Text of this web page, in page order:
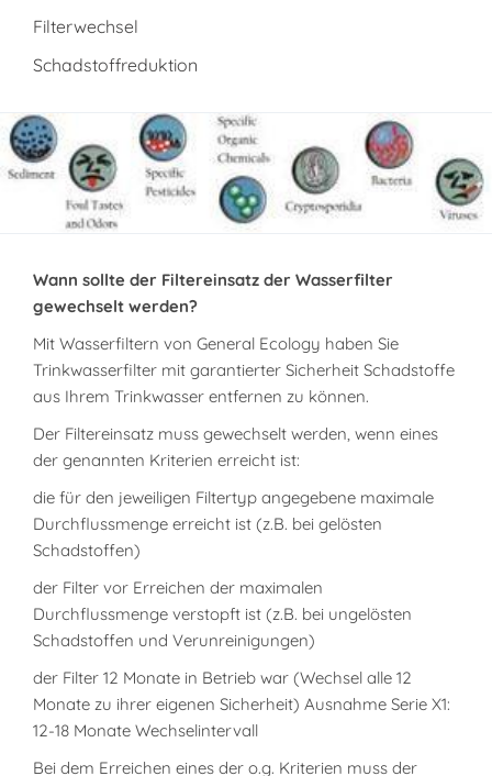
Filterwechsel
Schadstoffreduktion
Wann sollte der Filtereinsatz der Wasserfilter
gewechselt werden?
Mit Wasserfiltern von General Ecology haben Sie
Trinkwasserfilter mit garantierter Sicherheit Schadstoffe
aus Ihrem Trinkwasser entfernen zu können.
Der Filtereinsatz muss gewechselt werden, wenn eines
der genannten Kriterien erreicht ist:
die für den jeweiligen Filtertyp angegebene maximale
Durchflussmenge erreicht ist (z.B. bei gelösten
Schadstoffen)
der Filter vor Erreichen der maximalen
Durchflussmenge verstopft ist (z.B. bei ungelösten
Schadstoffen und Verunreinigungen)
der Filter 12 Monate in Betrieb war (Wechsel alle 12
Monate zu ihrer eigenen Sicherheit) Ausnahme Serie X1:
12-18 Monate Wechselintervall
Bei dem Erreichen eines der o.g. Kriterien muss der